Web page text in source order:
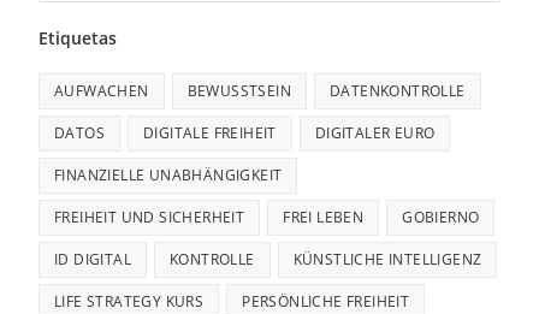
Etiquetas
AUFWACHEN BEWUSSTSEIN DATENKONTROLLE
DATOS DIGITALE FREIHEIT DIGITALER EURO
FINANZIELLE UNABHÄNGIGKEIT
FREIHEIT UND SICHERHEIT FREI LEBEN GOBIERNO
ID DIGITAL KONTROLLE KÜNSTLICHE INTELLIGENZ
LIFE STRATEGY KURS PERSÖNLICHE FREIHEIT